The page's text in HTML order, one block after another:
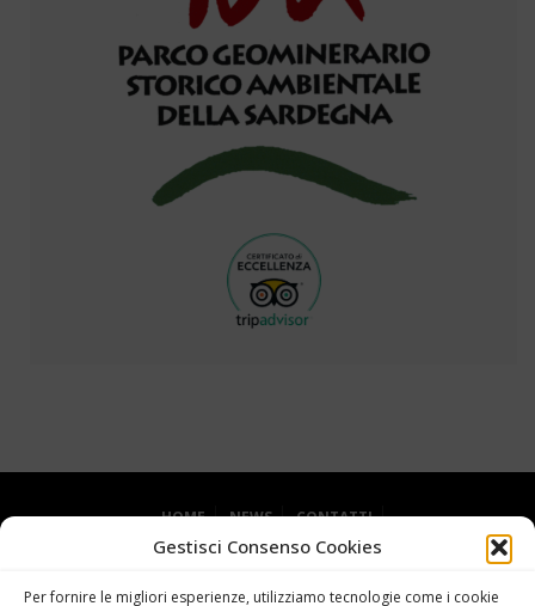
Gestisci Consenso Cookies
Per fornire le migliori esperienze, utilizziamo tecnologie come i cookie
HOME NEWS
CONTATTI
DICHIARAZIONE SULLA PRIVACY (UE)
COOKIE POLICY (UE)